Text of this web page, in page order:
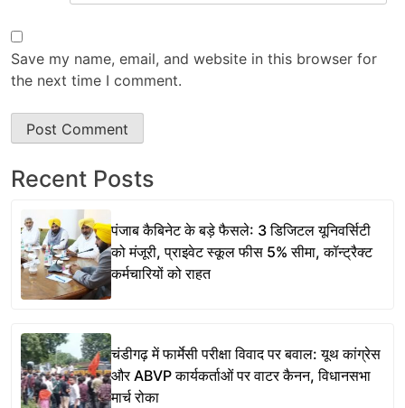
Save my name, email, and website in this browser for
the next time I comment.
Recent Posts
पंजाब कैबिनेट के बड़े फैसले: 3 डिजिटल यूनिवर्सिटी
को मंजूरी, प्राइवेट स्कूल फीस 5% सीमा, कॉन्ट्रैक्ट
कर्मचारियों को राहत
चंडीगढ़ में फार्मेसी परीक्षा विवाद पर बवाल: यूथ कांग्रेस
और ABVP कार्यकर्ताओं पर वाटर कैनन, विधानसभा
मार्च रोका